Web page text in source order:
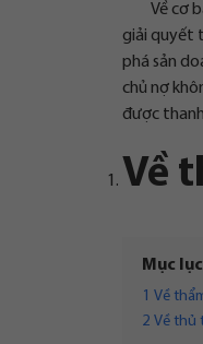
Về cơ
giải quyết
phá sản
chủ nợ
được
Về
Mục lục
1 Về
2 Về thủ